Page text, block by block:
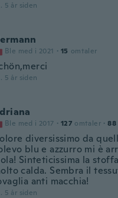
5 år siden
Ble med i 2021 · 15 omtaler
5 år siden
Ble med i 2017 · 127 omtaler · 88
diversissimo da
blu e azzurro mi è
Sinteticissima la
calda. Sembra il
anti macchia!
5 år siden